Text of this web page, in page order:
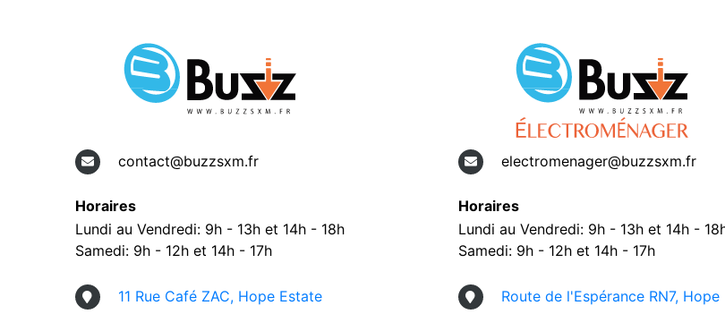
contact@buzzsxm.fr
Horaires
Lundi au Vendredi: 9h - 13h et 14h - 18h
Samedi: 9h - 12h et 14h - 17h
11 Rue Café ZAC, Hope Estate
electromenager@buzzsxm.fr
Horaires
Lundi au Vendredi: 9h - 13h et 14h -
Samedi: 9h - 12h et 14h - 17h
Route de l'Espérance RN7, Hope